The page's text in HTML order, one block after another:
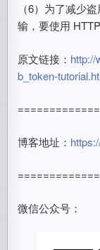
（6）为了减少
输，要使用
原文链接： http://
b_token-
博客地址：
微信公众号：